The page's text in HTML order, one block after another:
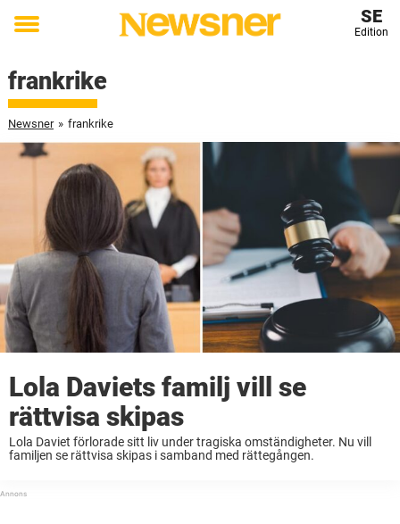
Toggle
SE
Edition
frankrike
Newsner » frankrike
Lola Daviets familj vill se
rättvisa skipas
Lola Daviet förlorade sitt liv under tragiska omständigheter. Nu vill
familjen se rättvisa skipas i samband med rättegången.